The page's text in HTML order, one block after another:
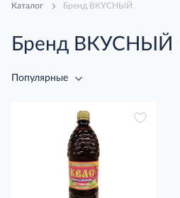
Каталог Бренд ВКУСНЫЙ
Бренд ВКУСНЫЙ
Популярные